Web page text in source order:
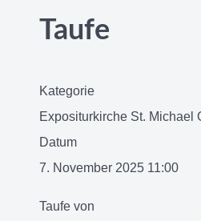
Taufe
Kategorie
Expositurkirche St. Michael
Datum
7. November 2025 11:00
Taufe von